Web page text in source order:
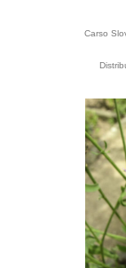
Carso